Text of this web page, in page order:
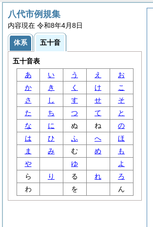
八代市例規集
内容現在 令和8年4月8日
体系 五十音
五十音表
あ
い う え
お
か
き く け
こ
さ
し す せ
そ
た
ち つ て
と
な
に ぬ ね
の
は
ひ ふ へ
ほ
ま
み む め
も
や
ゆ
よ
ら
り る れ
ろ
わ
を ん